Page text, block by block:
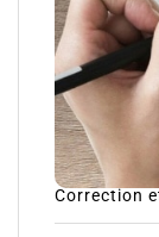
Correction